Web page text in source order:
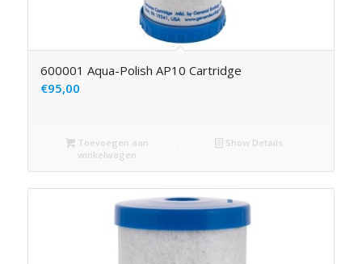
600001 Aqua-Polish AP10 Cartridge
€95,00
Toevoegen aan
winkelwagen
Show Details